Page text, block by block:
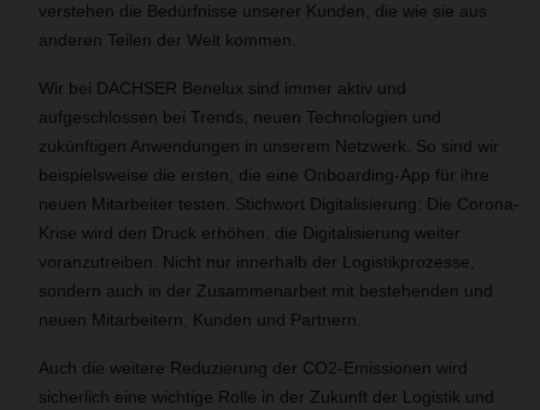
verstehen die Bedürfnisse unserer Kunden, die wie sie aus
anderen Teilen der Welt kommen.
Wir bei DACHSER Benelux sind immer aktiv und
aufgeschlossen bei Trends, neuen Technologien und
zukünftigen Anwendungen in unserem Netzwerk. So sind wir
beispielsweise die ersten, die eine Onboarding-App für ihre
neuen Mitarbeiter testen. Stichwort Digitalisierung: Die Corona-
Krise wird den Druck erhöhen, die Digitalisierung weiter
voranzutreiben. Nicht nur innerhalb der Logistikprozesse,
sondern auch in der Zusammenarbeit mit bestehenden und
neuen Mitarbeitern, Kunden und Partnern.
Auch die weitere Reduzierung der CO2-Emissionen wird
sicherlich eine wichtige Rolle in der Zukunft der Logistik und